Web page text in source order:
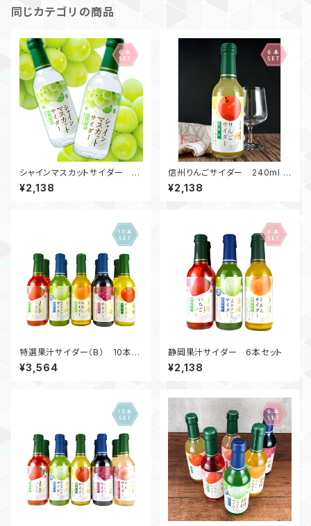
同じカテゴリの商品
シャインマスカットサイダー 2
40ml ビン / 6本入
¥2,138
信州りんごサイダー 240ml ビ
ン / 6本入
¥2,138
特選果汁サイダー（B） 10本セ
ット
¥3,564
静岡果汁サイダー 6本セット
¥2,138